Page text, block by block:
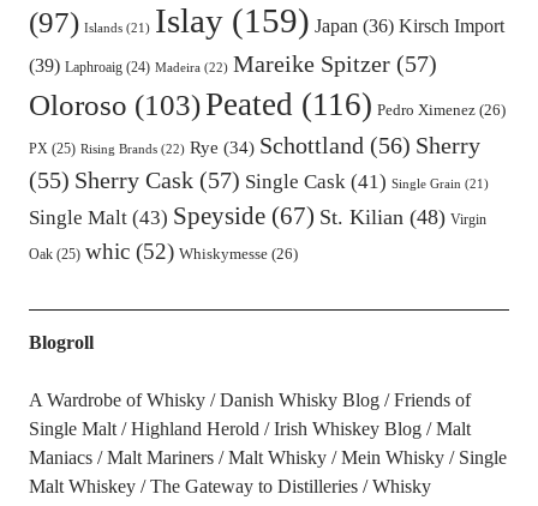
(97) Islands(21) Islay(159) Japan (36) Kirsch Import
(39) Laphroaig(24) Madeira(22) Mareike Spitzer(57)
Oloroso (103)Peated (116) Pedro Ximenez(26)
PX(25) Rising Brands(22) Rye (34) Schottland (56) Sherry
(55) Sherry Cask(57) Single Cask(41) Single Grain (21)
Single Malt(43) Speyside(67) St. Kilian(48) Virgin
Oak(25) whic(52) Whiskymesse(26)
Blogroll
A Wardrobe of Whisky Danish Whisky Blog
Friends of
Single Malt
Highland Herold Irish Whiskey Blog
Malt
Maniacs
Malt Mariners Malt Whisky Mein Whisky
Single
Malt Whiskey
The Gateway to Distilleries
Whisky